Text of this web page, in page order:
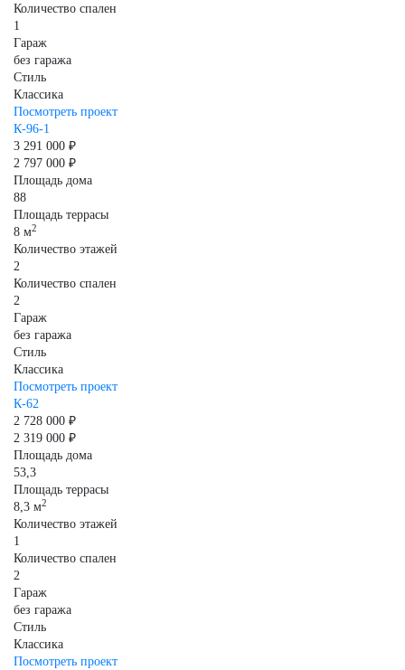
Количество спален
1
Гараж
без гаража
Стиль
Классика
Посмотреть проект
К-96-1
3 291 000 ₽
2 797 000 ₽
Площадь дома
88
Площадь террасы
8 м2
Количество этажей
2
Количество спален
2
Гараж
без гаража
Стиль
Классика
Посмотреть проект
К-62
2 728 000 ₽
2 319 000 ₽
Площадь дома
53,3
Площадь террасы
8,3 м2
Количество этажей
1
Количество спален
2
Гараж
без гаража
Стиль
Классика
Посмотреть проект